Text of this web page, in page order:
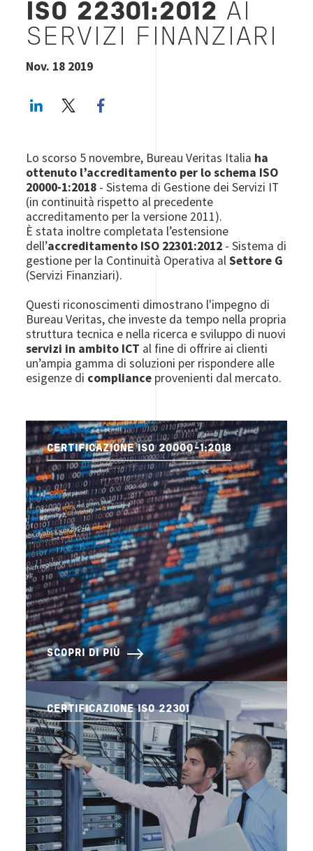
ISO 22301:2012 AI
SERVIZI FINANZIARI
Nov. 18 2019
LinkedInTwitter
Lo scorso 5 novembre, Bureau Veritas Italia ha
ottenuto l’accreditamento per lo schema ISO
20000-1:2018 - Sistema di Gestione dei Servizi IT
(in continuità rispetto al precedente
accreditamento per la versione 2011).
È stata inoltre completata l’estensione
dell’accreditamento ISO 22301:2012 - Sistema di
gestione per la Continuità Operativa alSettore G
(Servizi Finanziari).
Questi riconoscimenti dimostrano l'impegno di
Bureau Veritas, che investe da tempo nella propria
struttura tecnica e nella ricerca e sviluppo di nuovi
servizi in ambito ICT al fine di offrire ai clienti
un’ampia gamma di soluzioni per rispondere alle
esigenze di compliance provenienti dal mercato.
CERTIFICAZIONE ISO 20000-1:2018
SCOPRI DI PIÙ
CERTIFICAZIONE ISO 22301